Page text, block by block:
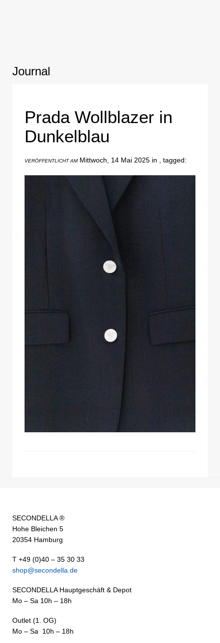
Journal
Prada Wollblazer in
Dunkelblau
VERÖFFENTLICHT AMMittwoch, 14 Mai 2025 in , tagged:
SECONDELLA ®
Hohe Bleichen 5
20354 Hamburg
T +49 (0)40 – 35 30 33
shop@secondella.de
SECONDELLA Hauptgeschäft & Depot
Mo – Sa 10h – 18h
Outlet (1. OG)
Mo – Sa 10h – 18h